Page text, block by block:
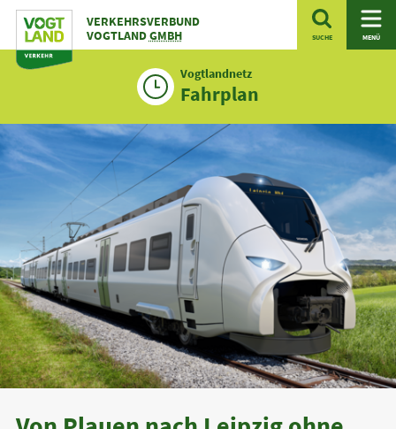
Zum
Inhalt
VERKEHRSVERBUND
VOGTLANDGMBH SUCHE MENÜ
Vogtlandnetz
Fahrplan